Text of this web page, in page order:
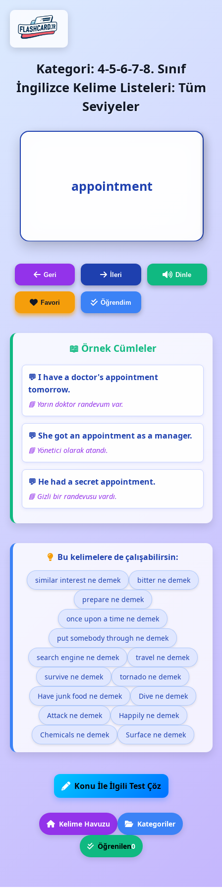
Kategori: 4-5-6-7-8. Sınıf
İngilizce Kelime Listeleri: Tüm
Seviyeler
appointment
randevu
Geri İleri Dinle
Favori Öğrendim
📖 Örnek Cümleler
💬 I have a doctor's appointment
tomorrow.
📘 Yarın doktor randevum var.
💬 She got an appointment as a manager.
📘 Yönetici olarak atandı.
💬 He had a secret appointment.
📘 Gizli bir randevusu vardı.
Bu kelimelere de çalışabilirsin:
similar interest ne demek bitter ne demek
prepare ne demek
once upon a time ne demek
put somebody through ne demek
search engine ne demek travel ne demek
survive ne demek tornado ne demek
Have junk food ne demek Dive ne demek
Attack ne demek Happily ne demek
Chemicals ne demek Surface ne demek
Konu İle İlgili Test Çöz
Kelime Havuzu Kategoriler
Öğrenilen0